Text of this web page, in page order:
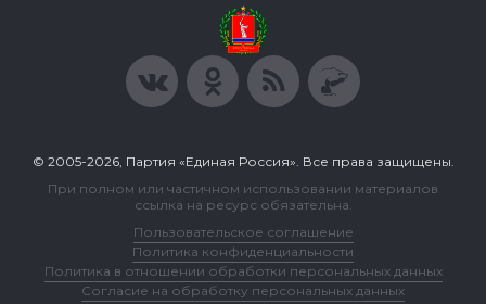
© 2005-2026, Партия «Единая Россия». Все права защищены.
При полном или частичном использовании материалов
ссылка на ресурс обязательна.
Пользовательское соглашение
Политика конфиденциальности
Политика в отношении обработки персональных данных
Согласие на обработку персональных данных